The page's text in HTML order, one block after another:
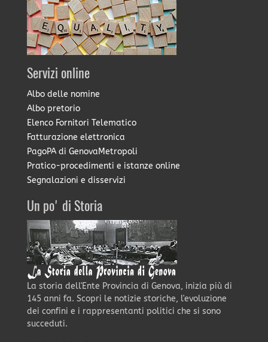
Servizi online
Albo delle nomine
Albo pretorio
Elenco Fornitori Telematico
Fatturazione elettronica
PagoPA di GenovaMetropoli
Pratico-procedimenti e istanze online
Segnalazioni e disservizi
Un po' di Storia
La storia dell'Ente Provincia di Genova, inizia più di
145 anni fa. Scopri le notizie storiche, l'evoluzione
dei confini e i rappresentanti politici che si sono
succeduti.